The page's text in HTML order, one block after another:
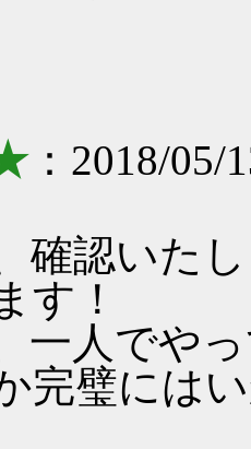
：2018/05/
確認いた
す！
一人でや
完璧には